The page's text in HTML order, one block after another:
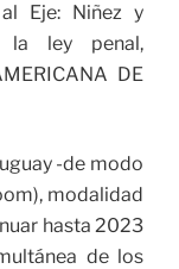
Eje: Niñez y
la ley penal,
DE
-de modo
modalidad
hasta 2023
de los